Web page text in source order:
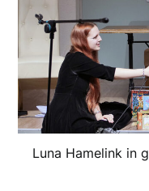
Luna Hamelink in